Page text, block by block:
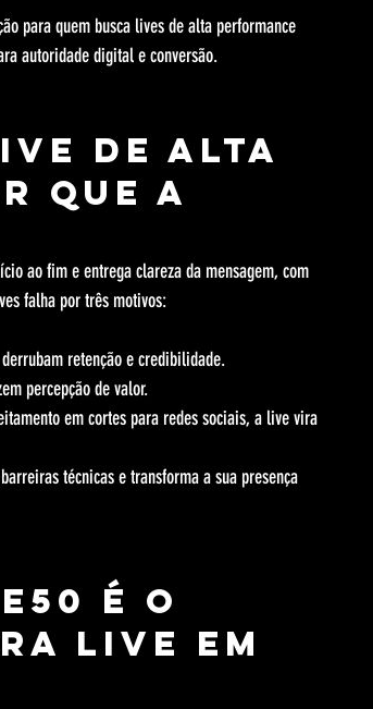
para quem busca lives de alta performance
autoridade digital e conversão.
de alta
que a
ao fim e entrega clareza da mensagem, com
falha por três motivos:
retenção e credibilidade.
percepção de valor.
em cortes para redes sociais, a live vira
técnicas e transforma a sua presença
é o
live em